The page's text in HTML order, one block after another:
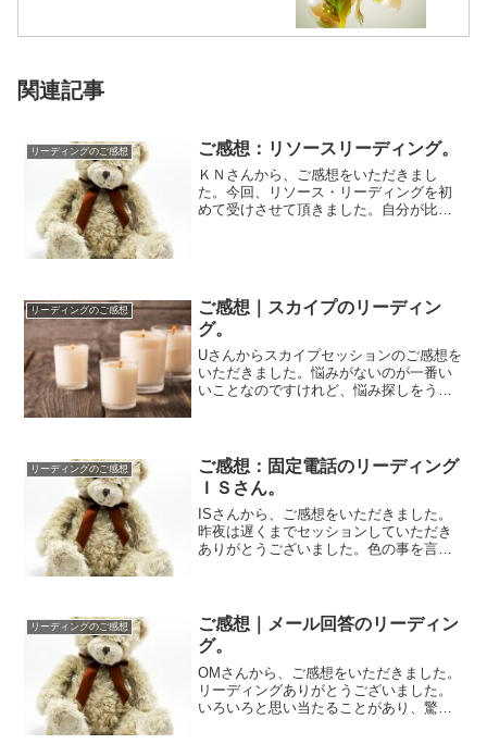
関連記事
リーディングのご感想 ご感想：リソースリーディング。
ＫＮさんから、ご感想をいただきまし
た。今回、リソース・リーディングを初
めて受けさせて頂きました。自分が比較
リーディングのご感想
ご感想｜スカイプのリーディン
グ。
Uさんからスカイプセッションのご感想を
いただきました。悩みがないのが一番い
いことなのですけれど、悩み探しをうき
リーディングのご感想
ご感想：固定電話のリーディング
ＩＳさん。
ISさんから、ご感想をいただきました。
昨夜は遅くまでセッションしていただき
ありがとうございました。色の事を言わ
リーディングのご感想
ご感想｜メール回答のリーディン
グ。
OMさんから、ご感想をいただきました。
リーディングありがとうございました。
いろいろと思い当たることがあり、驚き